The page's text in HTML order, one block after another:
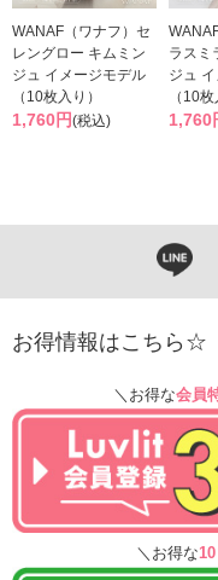
WANAF（ワナフ）セ
レングロー キムミン
ジュ イメージモデル
（10枚入り）
1,760円(税込)
ラスミ
ジュ
（10枚
1,760
お得情報はこちら☆
＼お得な会員
＼お得な